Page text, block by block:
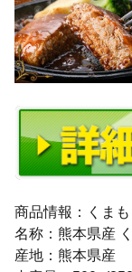
商品情報：くま
名称：熊本県産
産地：熊本県産